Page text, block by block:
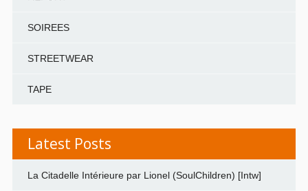
SOIREES
STREETWEAR
TAPE
Latest Posts
La Citadelle Intérieure par Lionel (SoulChildren) [Intw]